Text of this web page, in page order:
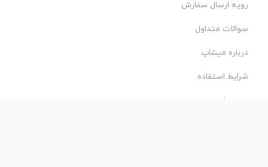
رویه ارسال سفارش
سوالات متداول
درباره میشاپ
شرایط استفاده
حریم خصوصی